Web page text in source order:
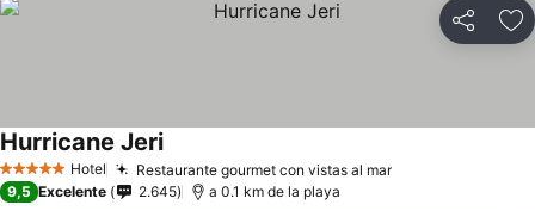
Compartir
5 Estrellas Hotel Restaurante gourmet con vistas al mar
Hurricane Jeri
9,5 Excelente 2.645 a 0.1 km de la playa